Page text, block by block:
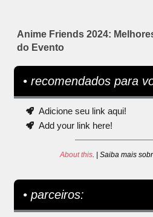
Anime Friends 2024:
do Evento
• recomendados para
Adicione seu link aqui!
Add your link here!
About this. | Saiba mais
• parceiros: